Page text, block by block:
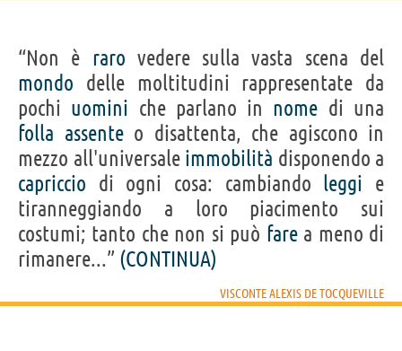
“Non è raro vedere sulla vasta scena del
mondo delle moltitudini rappresentate da
pochi uomini che parlano in nome di una
folla assenteo disattenta, che agiscono in
mezzo all'universale immobilità disponendo a
capriccio di ogni cosa: cambiando leggi e
tiranneggiando a loro piacimento sui
costumi; tanto che non si può farea meno di
rimanere...” (CONTINUA)
VISCONTE ALEXIS DE TOCQUEVILLE